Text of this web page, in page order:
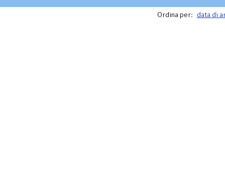
Ordina per: data di